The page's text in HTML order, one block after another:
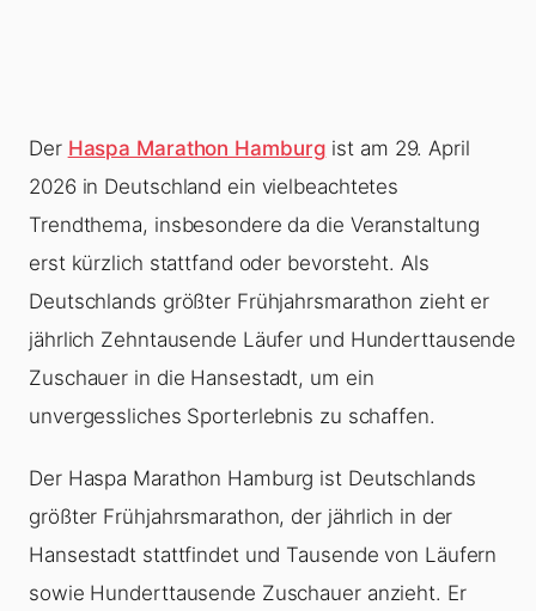
Der Haspa Marathon Hamburg ist am 29. April
2026 in Deutschland ein vielbeachtetes
Trendthema, insbesondere da die Veranstaltung
erst kürzlich stattfand oder bevorsteht. Als
Deutschlands größter Frühjahrsmarathon zieht er
jährlich Zehntausende Läufer und Hunderttausende
Zuschauer in die Hansestadt, um ein
unvergessliches Sporterlebnis zu schaffen.
Der Haspa Marathon Hamburg ist Deutschlands
größter Frühjahrsmarathon, der jährlich in der
Hansestadt stattfindet und Tausende von Läufern
sowie Hunderttausende Zuschauer anzieht. Er